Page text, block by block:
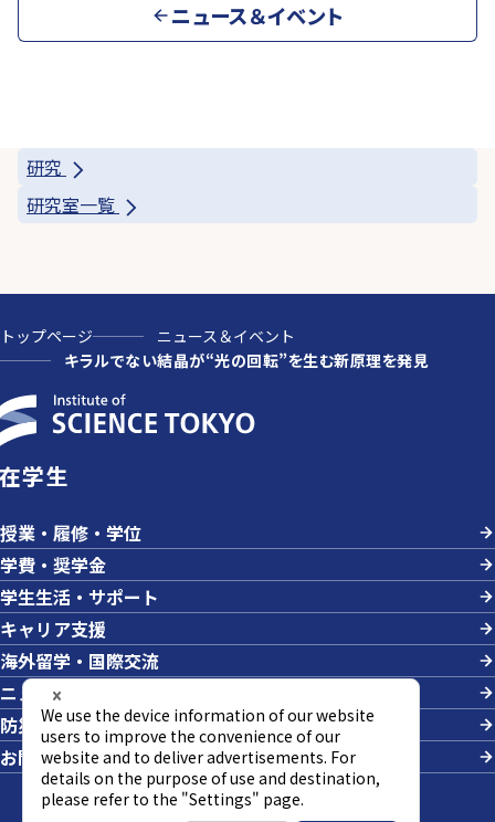
ニュース＆イベント
研究
研究室一覧
トップページ
ニュース＆イベント
キラルでない結晶が“光の回転”を生む新原理を発見
在学生
授業・履修・学位
学費・奨学金
学生生活・サポート
キャリア支援
海外留学・国際交流
ニュース＆イベント
防災・危機管理
お問い合わせ